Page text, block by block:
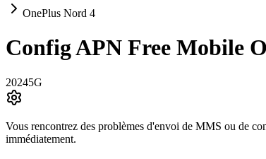
OnePlus Nord 4
Config APN Free Mobile
20245G
Vous rencontrez des problèmes d'envoi de MMS ou de
immédiatement.